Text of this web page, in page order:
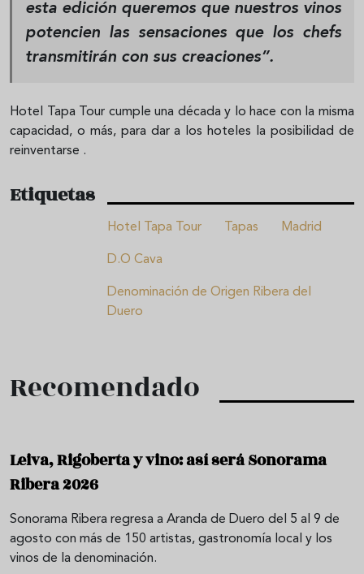
esta edición queremos que nuestros vinos
potencien las sensaciones que los chefs
transmitirán con sus creaciones”.
Hotel Tapa Tour cumple una década y lo hace con la misma
capacidad, o más, para dar a los hoteles la posibilidad de
reinventarse .
Etiquetas
Hotel Tapa Tour Tapas Madrid
D.O Cava
Denominación de Origen Ribera del
Duero
Recomendado
Leiva, Rigoberta y vino: así será Sonorama
Ribera 2026
Sonorama Ribera regresa a Aranda de Duero del 5 al 9 de
agosto con más de 150 artistas, gastronomía local y los
vinos de la denominación.